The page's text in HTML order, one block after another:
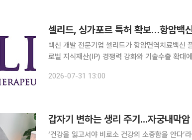
셀리드, 싱가포르 특허 확보…항암백
백신 개발 전문기업 셀리드가 항암면역치료백신
로벌 지식재산(IP) 경쟁력 강화와 기술수출 확대에 나선다. 셀리드는 개발 중인 항
일 밝혔다. 최근 미국 특허 등록 결정에 이어 글로
2026-07-31 13:00
갑자기 변하는 생리 주기...자궁내막
‘건강을 잃고서야 비로소 건강의 소중함을 안다’